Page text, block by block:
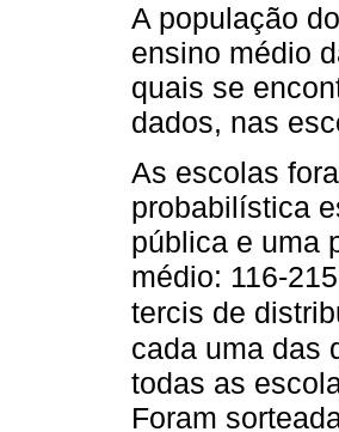
A população
ensino médio
quais se
dados, nas
As escolas
probabilística
pública e uma
médio: 116-
tercis de
cada uma das
todas as
Foram